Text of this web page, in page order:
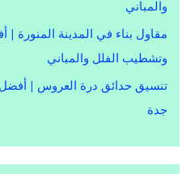
والمباني
مقاول بناء في المدينة المنورة
وتشطيب الفلل والمباني
تنسيق حدائق درة العروس |
جدة